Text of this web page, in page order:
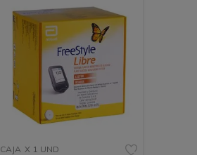
CAJA X 1 UND